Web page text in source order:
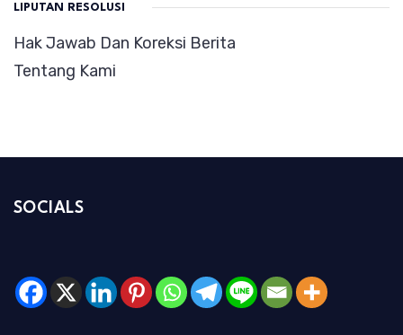
LIPUTAN RESOLUSI
Hak Jawab Dan Koreksi Berita
Tentang Kami
SOCIALS